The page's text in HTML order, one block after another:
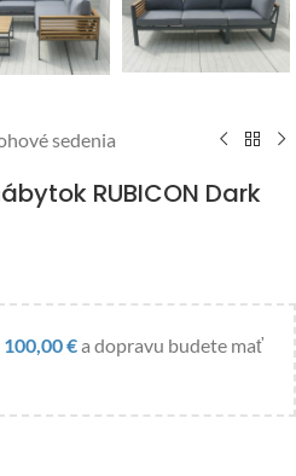
sedenia
RUBICON Dark
100,00€a dopravu budete mať